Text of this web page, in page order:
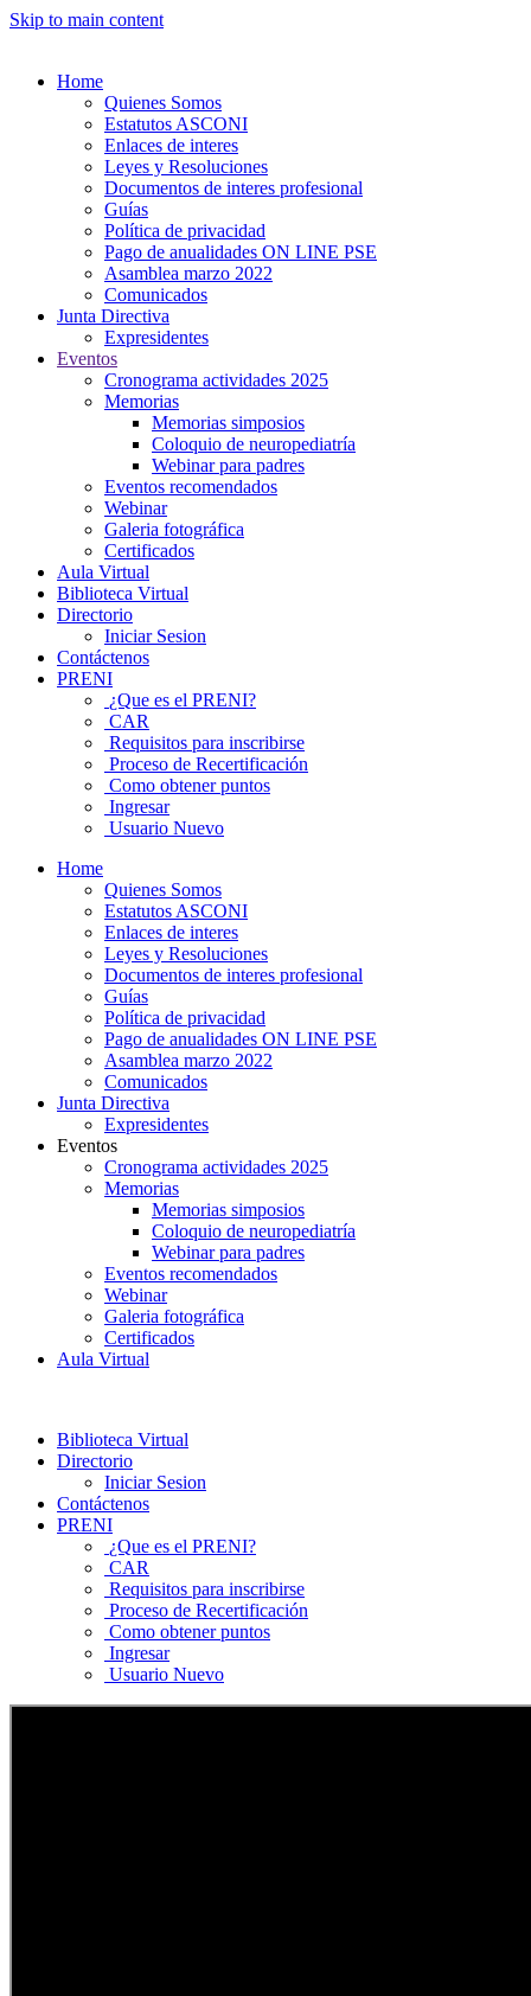
Skip to main content
Home
Quienes Somos
Estatutos ASCONI
Enlaces de interes
Leyes y Resoluciones
Documentos de interes profesional
Guías
Política de privacidad
Pago de anualidades ON LINE PSE
Asamblea marzo 2022
Comunicados
Junta Directiva
Expresidentes
Eventos
Cronograma actividades 2025
Memorias
Memorias simposios
Coloquio de neuropediatría
Webinar para padres
Eventos recomendados
Webinar
Galeria fotográfica
Certificados
Aula Virtual
Biblioteca Virtual
Directorio
Iniciar Sesion
Contáctenos
PRENI
¿Que es el PRENI?
CAR
Requisitos para inscribirse
Proceso de Recertificación
Como obtener puntos
Ingresar
Usuario Nuevo
Home
Quienes Somos
Estatutos ASCONI
Enlaces de interes
Leyes y Resoluciones
Documentos de interes profesional
Guías
Política de privacidad
Pago de anualidades ON LINE PSE
Asamblea marzo 2022
Comunicados
Junta Directiva
Expresidentes
Eventos
Cronograma actividades 2025
Memorias
Memorias simposios
Coloquio de neuropediatría
Webinar para padres
Eventos recomendados
Webinar
Galeria fotográfica
Certificados
Aula Virtual
Biblioteca Virtual
Directorio
Iniciar Sesion
Contáctenos
PRENI
¿Que es el PRENI?
CAR
Requisitos para inscribirse
Proceso de Recertificación
Como obtener puntos
Ingresar
Usuario Nuevo